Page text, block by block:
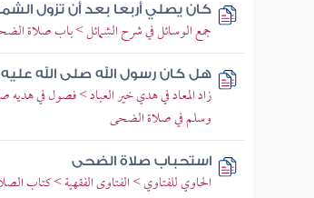
كان يصلي أربعا بعد أن تزول
جمع الوسائل في شرح الشمائل > باب صلاة
هل كان رسول الله صلى الله
زاد المعاد في هدي خير العباد > فصول في هديه
وسلم في صلاة الضحى
استحباب صلاة الضحى
الحاوي للفتاوي > الفتاوى الفقهية > كتاب